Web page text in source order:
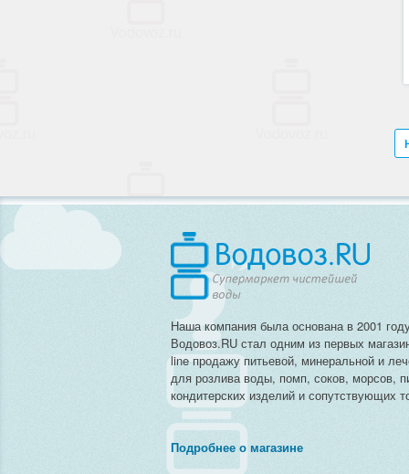
Наша компания была основана в 2001
Водовоз.RU стал одним из первых
line продажу питьевой, минеральной и
для розлива воды, помп, соков, морсов,
кондитерских изделий и сопутствующих
Подробнее о магазине